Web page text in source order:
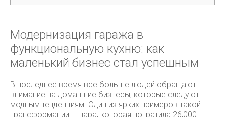
Модернизация гаража в
функциональную кухню: как
маленький бизнес стал успешным
В последнее время все больше людей обращают
внимание на домашние бизнесы, которые следуют
модным тенденциям. Один из ярких примеров такой
трансформации — пара, которая потратила 26,000